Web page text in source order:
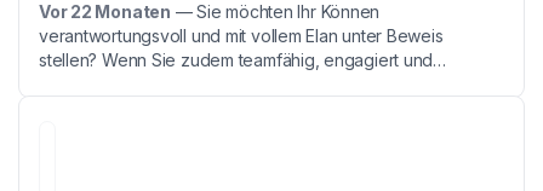
Vor 22 Monaten —Sie möchten Ihr Können
verantwortungsvoll und mit vollem Elan unter Beweis
stellen? Wenn Sie zudem teamfähig, engagiert und